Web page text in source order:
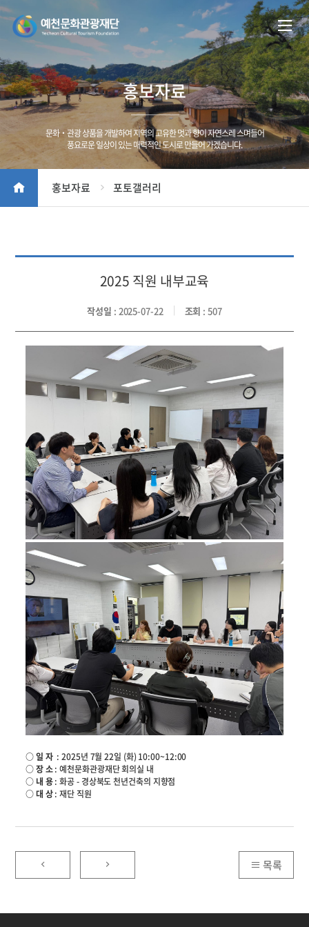
홍보자료
문화‧관광 상품을 개발하여 지역의 고유한 멋과 향이 자연스레 스며들어
풍요로운 일상이 있는 매력적인 도시로 만들어 가겠습니다.
홍보자료 포토갤러리
2025 직원 내부교육
작성일 : 2025-07-22 조회 : 507
○ 일 자 : 2025년 7월 22일 (화) 10:00~12:00
○ 장 소: 예천문화관광재단 회의실 내
○ 내 용: 화공 - 경상북도 천년건축의 지향점
○ 대 상: 재단 직원
목록